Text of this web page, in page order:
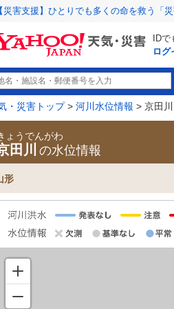
【災害支援】ひとりでも多くの命を救う「
ID
ログ
・災害トップ> 河川水位情報 > 京田川
ょうでんがわ
田川 の水位情報
形